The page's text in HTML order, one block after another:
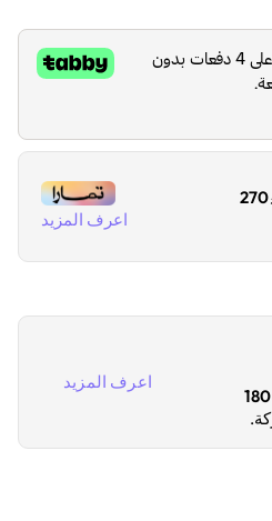
270
اعرف المزيد
180
اعرف المزيد